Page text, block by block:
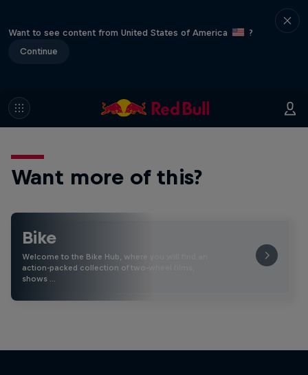
Want to see content from United States of America
?
Continue
Want more of this?
Bike
Welcome to the Bike Hub, where you will find an
action-packed collection of two-wheel films,
shows …